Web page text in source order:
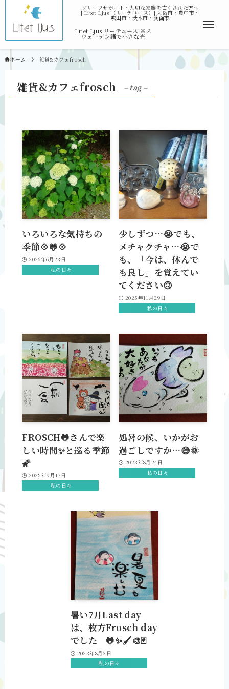
ホーム 雑貨&カフェfrosch
雑貨&カフェfrosch – tag –
いろいろな気持ちの
季節💠🐸💠
2026年6月23日
私の日々
少しずつ…😭でも、
メチャクチャ…😭で
も、「今は、休んで
も良し」を覚えてい
てください🙃
2025年11月29日
私の日々
FROSCH🐸さんで楽
しい時間✨と巡る季節
🌠
2025年9月17日
私の日々
処暑の候、いかがお
過ごしですか…😅🌞
2023年8月24日
私の日々
暑い7月Last day
は、枚方Frosch day
でした 🐸✨🖌🎨🃏
2023年8月3日
私の日々